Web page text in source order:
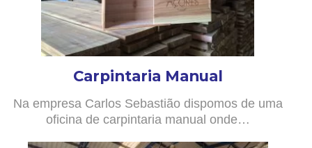
Carpintaria Manual
Na empresa Carlos Sebastião dispomos de uma
oficina de carpintaria manual onde…